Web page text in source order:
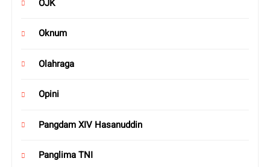
OJK
Oknum
Olahraga
Opini
Pangdam XIV Hasanuddin
Panglima TNI